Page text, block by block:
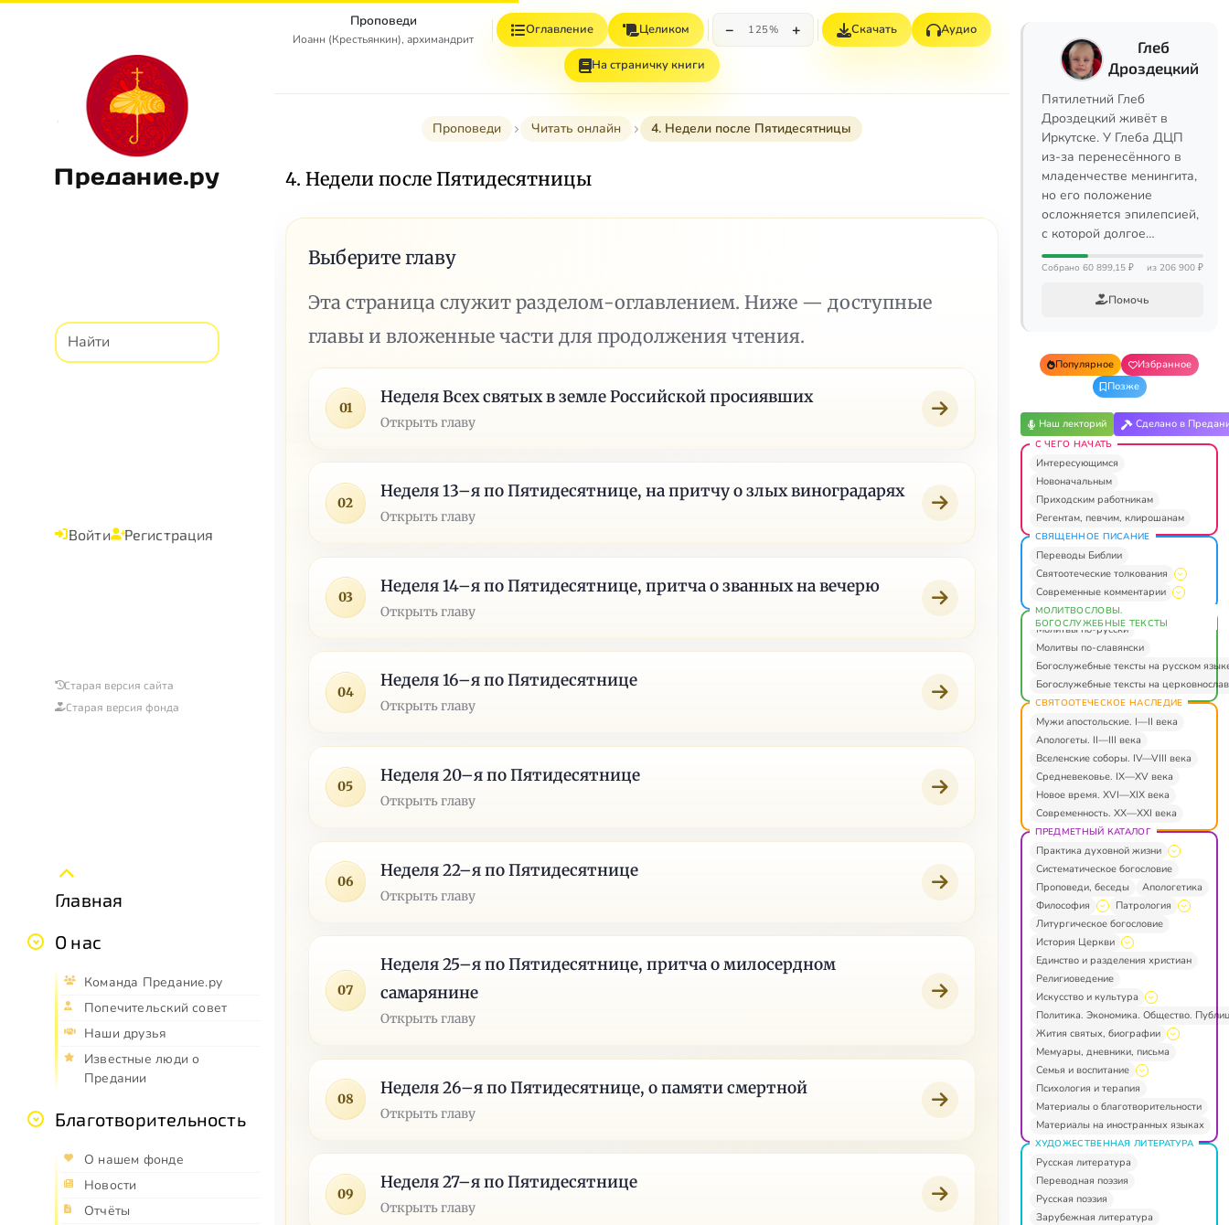
Предание.ру
Войти Регистрация
Старая версия сайта
Старая версия фонда
Главная
О нас
Команда Предание.ру
Попечительский совет
Наши друзья
Известные люди о
Предании
Благотворительность
О нашем фонде
Новости
Отчёты
Проповеди
Иоанн (Крестьянкин), архимандрит
Оглавление Целиком − 125% + Скачать Аудио
На страничку книги
Проповеди Читать онлайн 4. Недели после Пятидесятницы
4. Недели после Пятидесятницы
Выберите главу
Эта страница служит разделом-оглавлением. Ниже — доступные
главы и вложенные части для продолжения чтения.
01
Неделя Всех святых в земле Российской просиявших
Открыть главу
02
Неделя 13–я по Пятидесятнице, на притчу о злых виноградарях
Открыть главу
03
Неделя 14–я по Пятидесятнице, притча о званных на вечерю
Открыть главу
04
Неделя 16–я по Пятидесятнице
Открыть главу
05
Неделя 20–я по Пятидесятнице
Открыть главу
06
Неделя 22–я по Пятидесятнице
Открыть главу
07
Неделя 25–я по Пятидесятнице, притча о милосердном
самарянине
Открыть главу
08
Неделя 26–я по Пятидесятнице, о памяти смертной
Открыть главу
09
Неделя 27–я по Пятидесятнице
Открыть главу
Глеб
Дроздецкий
Пятилетний Глеб
Дроздецкий живёт в
Иркутске. У Глеба ДЦП
из-за перенесённого в
младенчестве менингита,
но его положение
осложняется эпилепсией,
с которой долгое…
Собрано 60 899,15 ₽ из 206 900 ₽
Помочь
Популярное
Избранное
Позже
Наш лекторий Сделано в
С ЧЕГО НАЧАТЬ
Интересующимся
Новоначальным
Приходским работникам
Регентам, певчим, клирошанам
СВЯЩЕННОЕ ПИСАНИЕ
Переводы Библии
Святоотеческие толкования
Современные комментарии
МОЛИТВОСЛОВЫ.
БОГОСЛУЖЕБНЫЕ ТЕКСТЫ
Молитвы по-русски
Молитвы по-славянски
Богослужебные тексты на русском
Богослужебные тексты на
СВЯТООТЕЧЕСКОЕ НАСЛЕДИЕ
Мужи апостольские. I—II века
Апологеты. II—III века
Вселенские соборы. IV—VIII века
Средневековье. IX—XV века
Новое время. XVI—XIX века
Современность. XX—XXI века
ПРЕДМЕТНЫЙ КАТАЛОГ
Практика духовной жизни
Систематическое богословие
Проповеди, беседы
Апологетика
Философия
Патрология
Литургическое богословие
История Церкви
Единство и разделения христиан
Религиоведение
Искусство и культура
Политика. Экономика. Общество.
Жития святых, биографии
Мемуары, дневники, письма
Семья и воспитание
Психология и терапия
Материалы о благотворительности
Материалы на иностранных языках
ХУДОЖЕСТВЕННАЯ ЛИТЕРАТУРА
Русская литература
Переводная поэзия
Русская поэзия
Зарубежная литература